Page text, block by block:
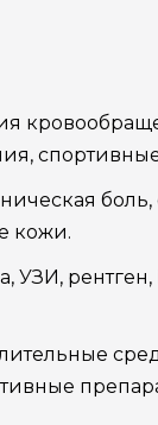
кожи.
УЗИ,